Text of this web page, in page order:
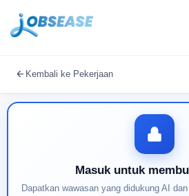
Kembali ke Pekerjaan
Masuk untuk
Dapatkan wawasan yang didukung AI
Buat profil Anda untuk membuka